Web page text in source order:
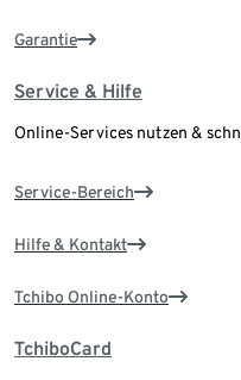
Garantie
Service & Hilfe
Online-Services nutzen &
Service-Bereich
Hilfe & Kontakt
Tchibo Online-Konto
TchiboCard